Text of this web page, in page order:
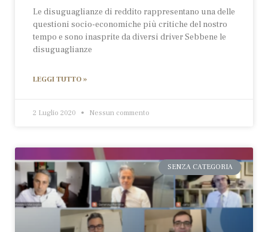
Le disuguaglianze di reddito rappresentano una delle
questioni socio-economiche più critiche del nostro
tempo e sono inasprite da diversi driver Sebbene le
disuguaglianze
LEGGI TUTTO »
2 Luglio 2020 Nessun commento
SENZA CATEGORIA